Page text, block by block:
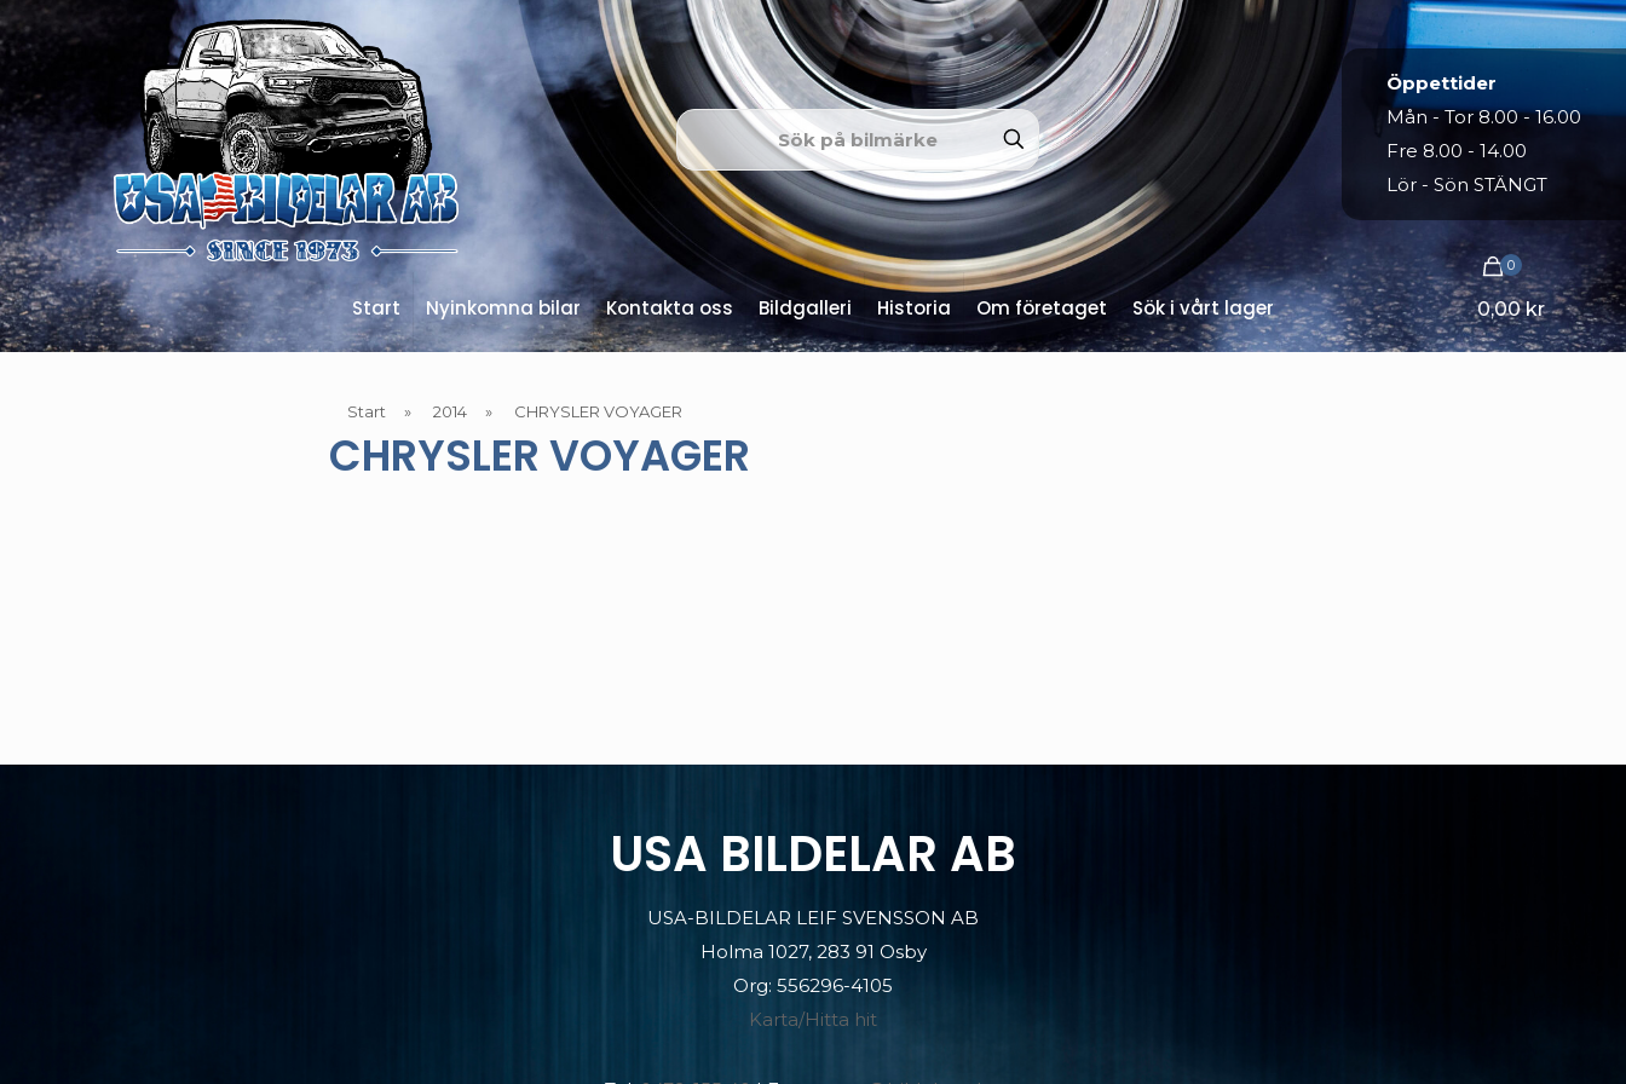
0
0,00 kr
Start Nyinkomna bilar Kontakta oss Bildgalleri Historia Om företaget Sök i vårt lager
Öppettider
Mån - Tor 8.00 - 16.00
Fre 8.00 - 14.00
Lör - Sön STÄNGT
Start » 2014 » CHRYSLER VOYAGER
CHRYSLER VOYAGER
USA BILDELAR AB
USA-BILDELAR LEIF SVENSSON AB
Holma 1027, 283 91 Osby
Org: 556296-4105
Karta/Hitta hit